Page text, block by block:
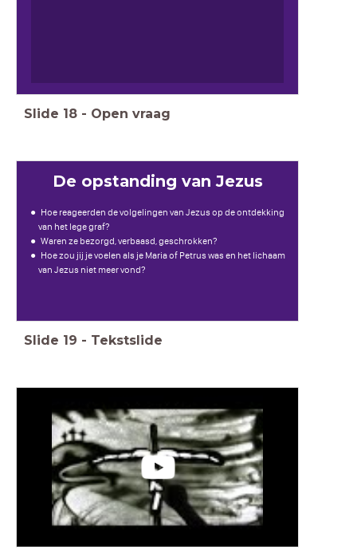
Slide 18 - Open vraag
De opstanding van Jezus
Hoe reageerden de volgelingen van Jezus op de ontdekking
van het lege graf?
Waren ze bezorgd, verbaasd, geschrokken?
Hoe zou jij je voelen als je Maria of Petrus was en het lichaam
van Jezus niet meer vond?
Slide 19 - Tekstslide